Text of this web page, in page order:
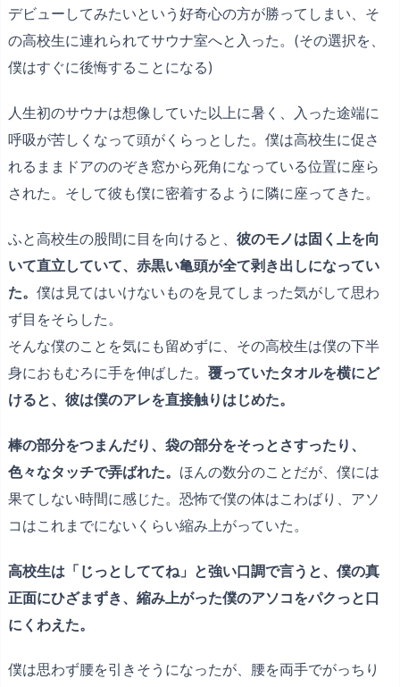
デビューしてみたいという好奇心の方が勝ってしまい、そ
の高校生に連れられてサウナ室へと入った。(その選択を、
僕はすぐに後悔することになる)
人生初のサウナは想像していた以上に暑く、入った途端に
呼吸が苦しくなって頭がくらっとした。僕は高校生に促さ
れるままドアののぞき窓から死角になっている位置に座ら
された。そして彼も僕に密着するように隣に座ってきた。
ふと高校生の股間に目を向けると、 彼のモノは固く上を向
いて直立していて、赤黒い亀頭が全て剥き出しになってい
た。 僕は見てはいけないものを見てしまった気がして思わ
ず目をそらした。
そんな僕のことを気にも留めずに、その高校生は僕の下半
身におもむろに手を伸ばした。 覆っていたタオルを横にど
けると、彼は僕のアレを直接触りはじめた。
棒の部分をつまんだり、袋の部分をそっとさすったり、
色々なタッチで弄ばれた。 ほんの数分のことだが、僕には
果てしない時間に感じた。恐怖で僕の体はこわばり、アソ
コはこれまでにないくらい縮み上がっていた。
高校生は「じっとしててね」と強い口調で言うと、僕の真
正面にひざまずき、縮み上がった僕のアソコをパクっと口
にくわえた。
僕は思わず腰を引きそうになったが、腰を両手でがっちり